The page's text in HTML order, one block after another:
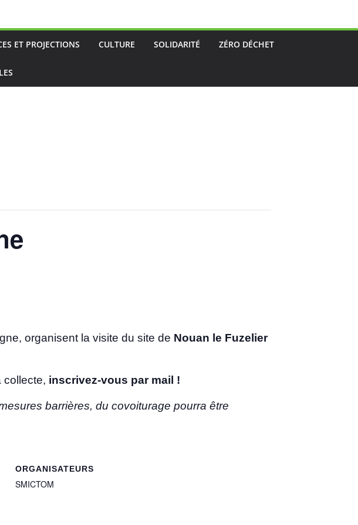
ET PROJECTIONS CULTURE SOLIDARITÉ ZÉRO DÉCHET
organisent la visite du site de Nouan le Fuzelier
collecte, inscrivez-vous par mail !
barrières, du covoiturage pourra être
ORGANISATEURS
SMICTOM